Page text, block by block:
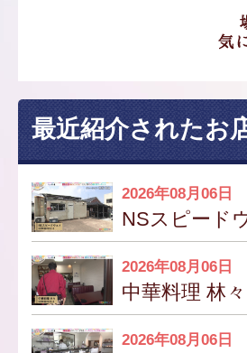
最近紹介されたお
2026年08月06日
NSスピード
2026年08月06日
中華料理 林々
2026年08月06日